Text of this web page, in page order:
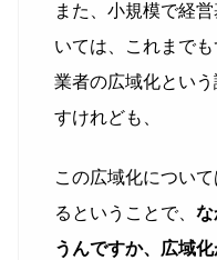
また、小規模で経
いては、これまで
業者の広域化とい
すけれども、
この広域化につい
るということで、
うんですか、広域